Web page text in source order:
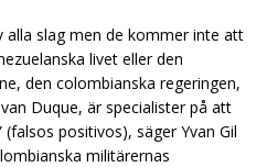
alla slag men de kommer inte att
livet eller den
den colombianska regeringen,
Duque, är specialister på att
positivos), säger Yvan Gil
militärernas